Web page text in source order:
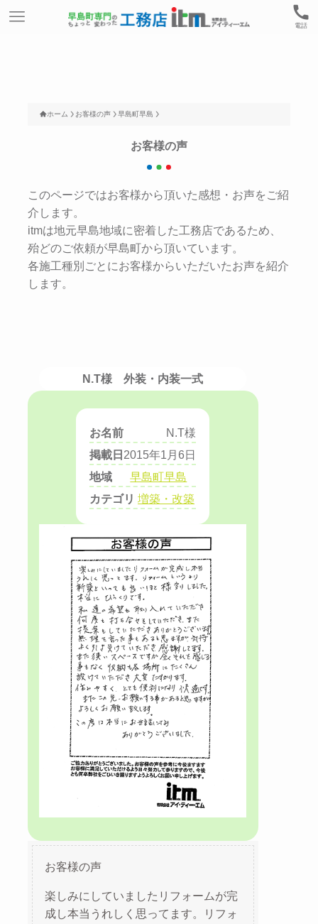
電話
ホーム お客様の声 早島町早島
お客様の声
このページではお客様から頂いた感想・お声をご紹
介します。
itmは地元早島地域に密着した工務店であるため、
殆どのご依頼が早島町から頂いています。
各施工種別ごとにお客様からいただいたお声を紹介
します。
N.T様 外装・内装一式
お名前
N.T様
掲載日 2015年1月6日
地域
早島町早島
カテゴリ 増築・改築
お客様の声
楽しみにしていましたリフォームが完
成し本当うれしく思ってます。リフォ